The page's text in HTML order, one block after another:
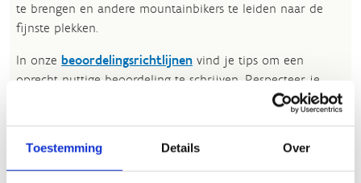
Toestemming Details Over
te brengen en andere mountainbikers te leiden naar de
fijnste plekken.
In onze beoordelingsrichtlijnen vind je tips om een
oprecht nuttige beoordeling te schrijven. Respecteer je
onze richtlijnen niet, dan kunnen wij beslissen jouw
beoordelingen te verwijderen. Wij behouden ons het recht
tekstgedeelte van jouw evaluatie zonder de feitelijke
inhoud ervan te veranderen, bijvoorbeeld om taalfouten